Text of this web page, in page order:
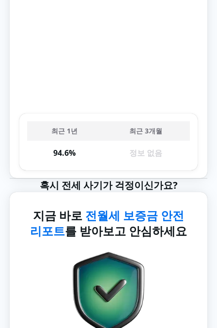
최근 1년 최근 3개월
94.6% 정보 없음
혹시 전세 사기가 걱정이신가요?
지금 바로 전월세 보증금 안전
리포트를 받아보고 안심하세요